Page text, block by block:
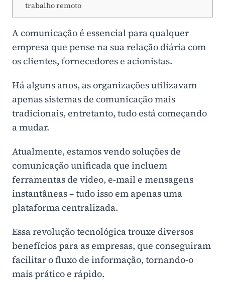
trabalho remoto
A comunicação é essencial para qualquer
empresa que pense na sua relação diária com
os clientes, fornecedores e acionistas.
Há alguns anos, as organizações utilizavam
apenas sistemas de comunicação mais
tradicionais, entretanto, tudo está começando
a mudar.
Atualmente, estamos vendo soluções de
comunicação unificada que incluem
ferramentas de vídeo, e-mail e mensagens
instantâneas – tudo isso em apenas uma
plataforma centralizada.
Essa revolução tecnológica trouxe diversos
benefícios para as empresas, que conseguiram
facilitar o fluxo de informação, tornando-o
mais prático e rápido.